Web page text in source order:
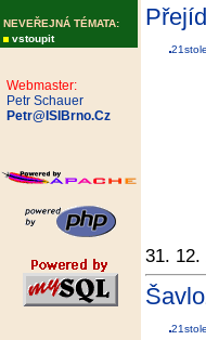
NEVEŘEJNÁ TÉMATA:
vstoupit
Webmaster:
Petr Schauer
Petr@ISIBrno.Cz
31. 12.